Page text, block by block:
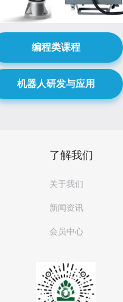
编程类课程
机器人研发与应用
关于我们
新闻资讯
会员中心
了解我们